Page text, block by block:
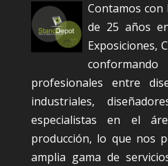
Contamos con
de 25 años
Exposiciones,
profesionales entre
industriales,
especialistas en el
producción, lo que nos
amplia gama de